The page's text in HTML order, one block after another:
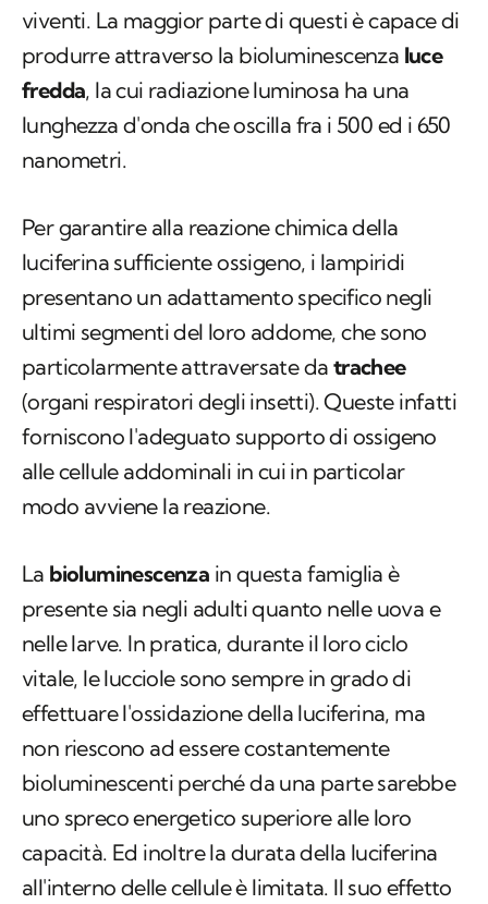
viventi. La maggior parte di questi è capace di
produrre attraverso la bioluminescenza luce
fredda, la cui radiazione luminosa ha una
lunghezza d'onda che oscilla fra i 500 ed i 650
nanometri.
Per garantire alla reazione chimica della
luciferina sufficiente ossigeno, i lampiridi
presentano un adattamento specifico negli
ultimi segmenti del loro addome, che sono
particolarmente attraversate da trachee
(organi respiratori degli insetti). Queste infatti
forniscono l'adeguato supporto di ossigeno
alle cellule addominali in cui in particolar
modo avviene la reazione.
La bioluminescenza in questa famiglia è
presente sia negli adulti quanto nelle uova e
nelle larve. In pratica, durante il loro ciclo
vitale, le lucciole sono sempre in grado di
effettuare l'ossidazione della luciferina, ma
non riescono ad essere costantemente
bioluminescenti perché da una parte sarebbe
uno spreco energetico superiore alle loro
capacità. Ed inoltre la durata della luciferina
all'interno delle cellule è limitata. Il suo effetto